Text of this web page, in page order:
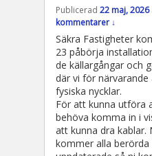
Publicerad 22 maj, 2026
kommentarer ↓
Säkra Fastigheter
23 påbörja
de källargångar och
där vi för närvarande
fysiska nycklar.
För att kunna utföra
behöva komma in i
att kunna dra
kommer alla berörda